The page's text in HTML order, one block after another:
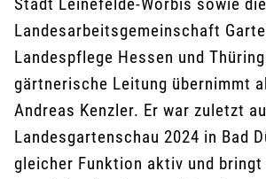
Stadt Leinefelde-Worbis sowie die
Landesarbeitsgemeinschaft
Landespflege Hessen und
gärtnerische Leitung übernimmt
Andreas Kenzler. Er war zuletzt
Landesgartenschau 2024 in Bad
gleicher Funktion aktiv und bringt